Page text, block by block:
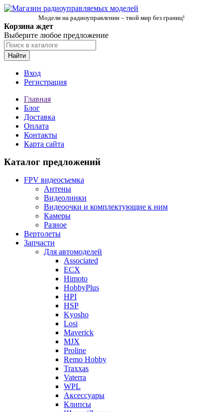
Модели на радиоуправлении – твой мир без границ!
Корзина ждет
Выберите любое предложение
Найти
Вход
Регистрация
Главная
Блог
Доставка
Оплата
Контакты
Карта сайта
Каталог предложений
FPV видеосъемка
Антены
Видеолинки
Видеоочки и комплектующие к ним
Камеры
Разное
Вертолеты
Запчасти
Для автомоделей
Associated
ECX
Himoto
HobbyPlus
HPI
HSP
Kyosho
Losi
Maverick
MJX
Proline
Remo Hobby
Traxxas
Vaterra
WPL
Аксессуары
Клипсы